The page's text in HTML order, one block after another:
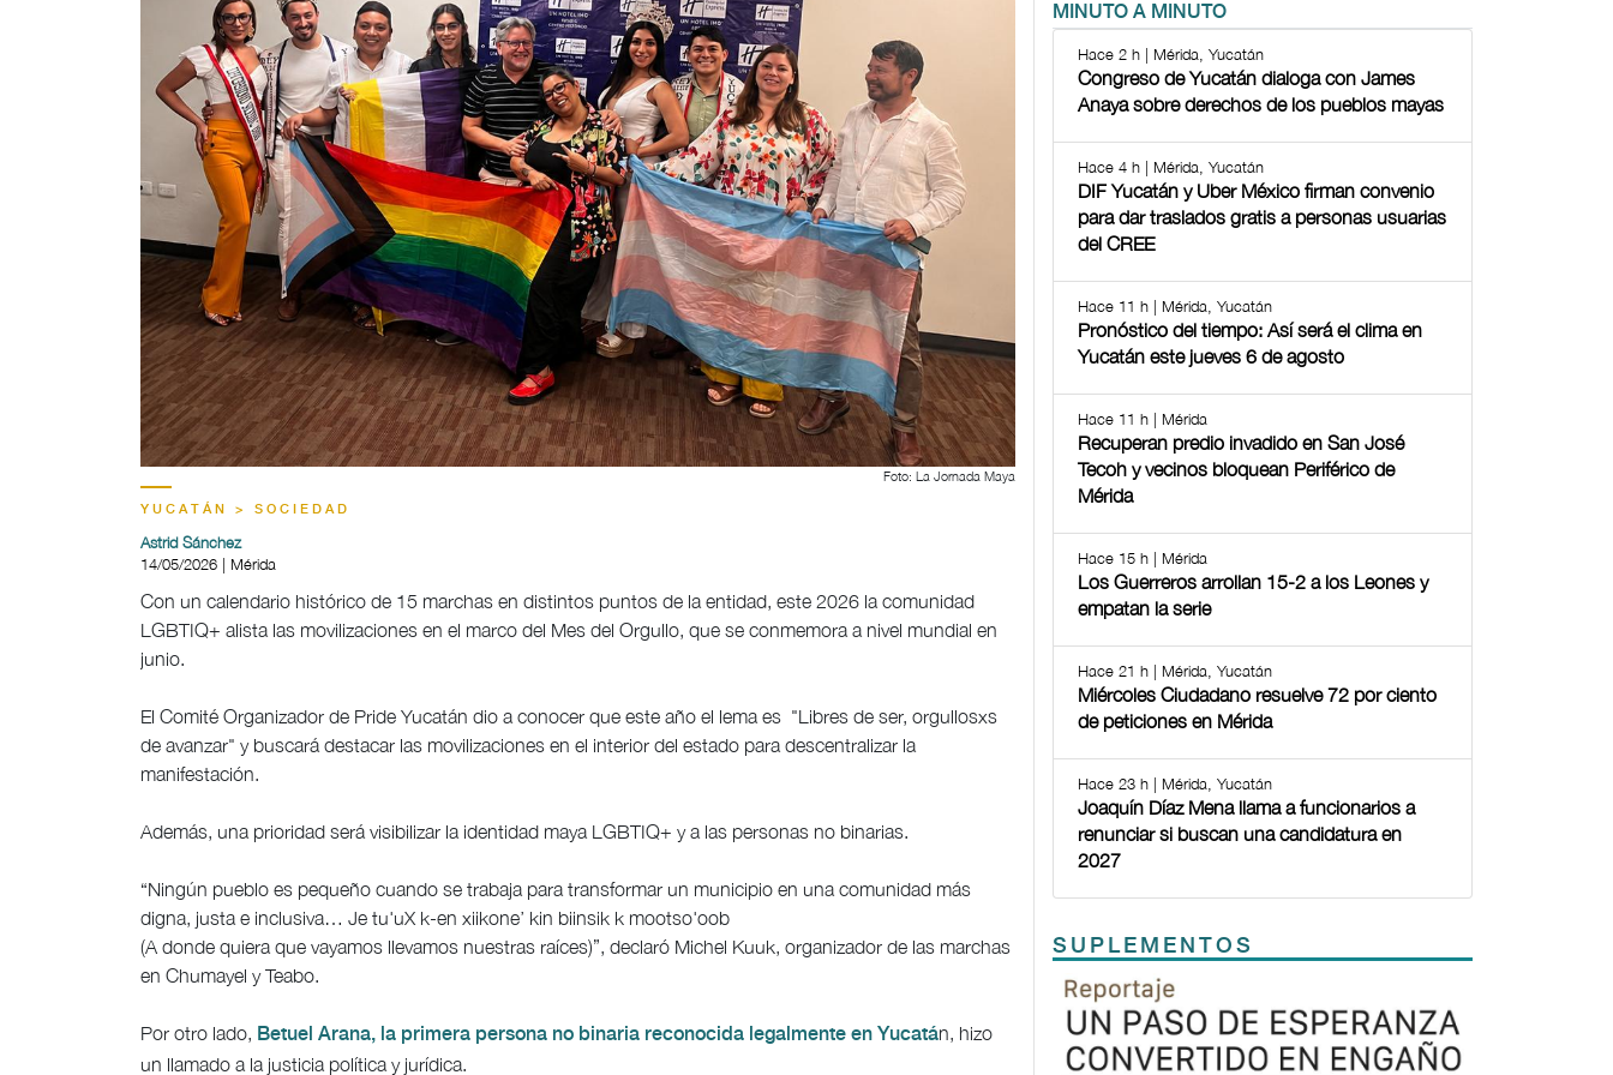
Foto: La Jornada Maya
YUCATÁN > SOCIEDAD
Astrid Sánchez
14/05/2026 | Mérida
Con un calendario histórico de 15 marchas en distintos puntos de la entidad, este 2026 la comunidad
LGBTIQ+ alista las movilizaciones en el marco del Mes del Orgullo, que se conmemora a nivel mundial en
junio.
El Comité Organizador de Pride Yucatán dio a conocer que este año el lema es "Libres de ser, orgullosxs
de avanzar" y buscará destacar las movilizaciones en el interior del estado para descentralizar la
manifestación.
Además, una prioridad será visibilizar la identidad maya LGBTIQ+ y a las personas no binarias.
“Ningún pueblo es pequeño cuando se trabaja para transformar un municipio en una comunidad más
digna, justa e inclusiva… Je tu'uX k-en xiikone’ kin biinsik k mootso'oob
(A donde quiera que vayamos llevamos nuestras raíces)”, declaró Michel Kuuk, organizador de las marchas
en Chumayel y Teabo.
Por otro lado, Betuel Arana, la primera persona no binaria reconocida legalmente en Yucatán, hizo
un llamado a la justicia política y jurídica.
MINUTO A MINUTO
Hace 2 h | Mérida, Yucatán
Congreso de Yucatán dialoga con James
Anaya sobre derechos de los pueblos mayas
Hace 4 h | Mérida, Yucatán
DIF Yucatán y Uber México firman convenio
para dar traslados gratis a personas usuarias
del CREE
Hace 11 h | Mérida, Yucatán
Pronóstico del tiempo: Así será el clima en
Yucatán este jueves 6 de agosto
Hace 11 h | Mérida
Recuperan predio invadido en San José
Tecoh y vecinos bloquean Periférico de
Mérida
Hace 15 h | Mérida
Los Guerreros arrollan 15-2 a los Leones y
empatan la serie
Hace 21 h | Mérida, Yucatán
Miércoles Ciudadano resuelve 72 por ciento
de peticiones en Mérida
Hace 23 h | Mérida, Yucatán
Joaquín Díaz Mena llama a funcionarios a
renunciar si buscan una candidatura en
2027
SUPLEMENTOS